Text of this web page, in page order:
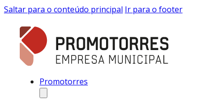
Saltar para o conteúdo principal Ir para o footer
Promotorres